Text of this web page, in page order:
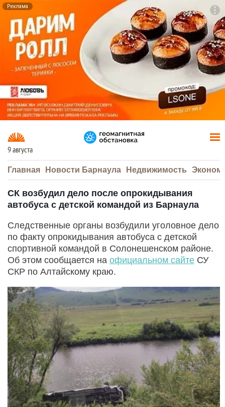
Реклама
9 августа
Главная Новости Барнаула Недвижимость
СК возбудил дело после опрокидывания
автобуса с детской командой из Барнаула
Следственные органы возбудили уголовное дело
по факту опрокидывания автобуса с детской
спортивной командой в Солонешенском районе.
Об этом сообщается на официальном сайте СУ
СКР по Алтайскому краю.